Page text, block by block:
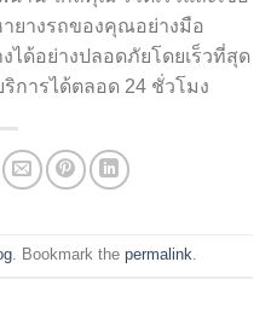
ยางรถของคุณอย่างมือ
ด้อย่างปลอดภัยโดยเร็วที่สุด
การได้ตลอด 24 ชั่วโมง
. Bookmark the permalink.